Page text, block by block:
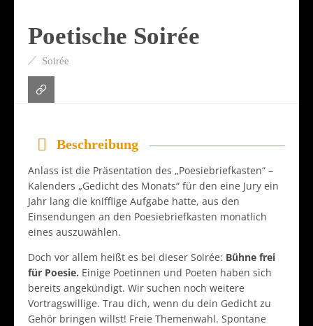
Poetische Soirée
Soirée
Beschreibung
Anlass ist die Präsentation des „Poesiebriefkasten“ –
Kalenders „Gedicht des Monats“ für den eine Jury ein
Jahr lang die knifflige Aufgabe hatte, aus den
Einsendungen an den Poesiebriefkasten monatlich
eines auszuwählen.
Doch vor allem heißt es bei dieser Soirée: Bühne frei
für Poesie. Einige Poetinnen und Poeten haben sich
bereits angekündigt. Wir suchen noch weitere
Vortragswillige. Trau dich, wenn du dein Gedicht zu
Gehör bringen willst! Freie Themenwahl. Spontane